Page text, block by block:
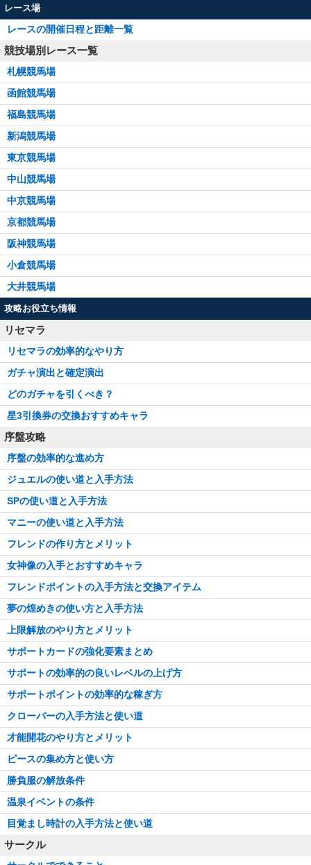
レース場
レースの開催日程と距離一覧
競技場別レース一覧
札幌競馬場
函館競馬場
福島競馬場
新潟競馬場
東京競馬場
中山競馬場
中京競馬場
京都競馬場
阪神競馬場
小倉競馬場
大井競馬場
攻略お役立ち情報
リセマラ
リセマラの効率的なやり方
ガチャ演出と確定演出
どのガチャを引くべき？
星3引換券の交換おすすめキャラ
序盤攻略
序盤の効率的な進め方
ジュエルの使い道と入手方法
SPの使い道と入手方法
マニーの使い道と入手方法
フレンドの作り方とメリット
女神像の入手とおすすめキャラ
フレンドポイントの入手方法と交換アイテム
夢の煌めきの使い方と入手方法
上限解放のやり方とメリット
サポートカードの強化要素まとめ
サポートの効率的の良いレベルの上げ方
サポートポイントの効率的な稼ぎ方
クローバーの入手方法と使い道
才能開花のやり方とメリット
ピースの集め方と使い方
勝負服の解放条件
温泉イベントの条件
目覚まし時計の入手方法と使い道
サークル